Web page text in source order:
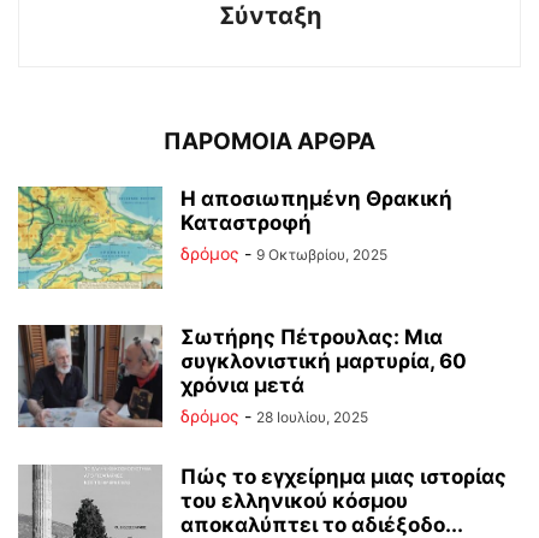
Σύνταξη
ΠΑΡΟΜΟΙΑ ΑΡΘΡΑ
Η αποσιωπημένη Θρακική
Καταστροφή
δρόμος - 9 Οκτωβρίου, 2025
Σωτήρης Πέτρουλας: Μια
συγκλονιστική μαρτυρία, 60
χρόνια μετά
δρόμος - 28 Ιουλίου, 2025
Πώς το εγχείρημα μιας ιστορίας
του ελληνικού κόσμου
αποκαλύπτει το αδιέξοδο...